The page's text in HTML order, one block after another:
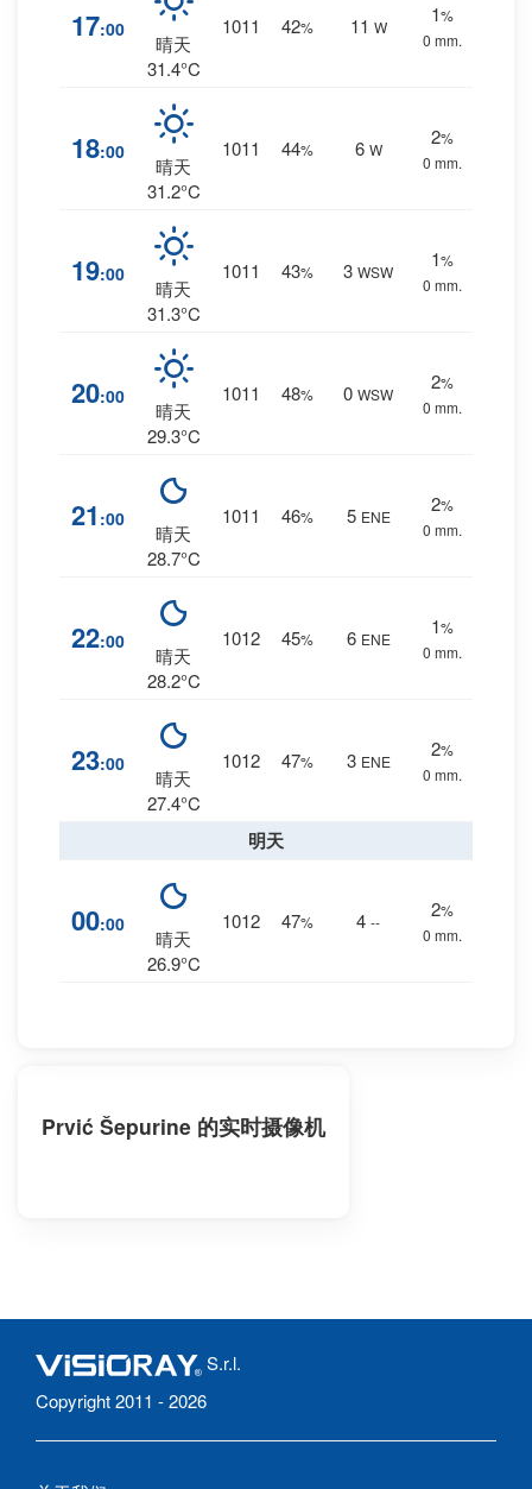
17:00
晴天
31.4°C
1011 42% 11 W
1%
0 mm.
18:00
晴天
31.2°C
1011 44% 6 W
2%
0 mm.
19:00
晴天
31.3°C
1011 43% 3 WSW
1%
0 mm.
20:00
晴天
29.3°C
1011 48% 0 WSW
2%
0 mm.
21 :00
晴天
28.7°C
1011 46% 5 ENE
2%
0 mm.
22:00
晴天
28.2°C
1012 45% 6 ENE
1%
0 mm.
23:00
晴天
27.4°C
1012 47% 3 ENE
2%
0 mm.
明天
00:00
晴天
26.9°C
1012 47% 4 --
2%
0 mm.
Prvić Šepurine 的实时摄像机
S.r.l.
Copyright 2011 - 2026